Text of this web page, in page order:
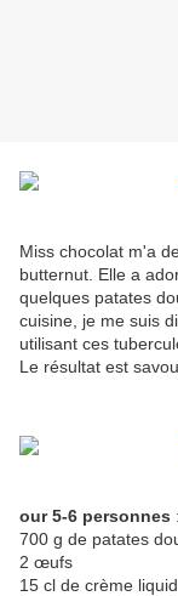
Miss chocolat m'a
butternut. Elle a
quelques patates
cuisine, je me suis
utilisant ces
Le résultat est
our 5-6 personnes :
700 g de patates
2 œufs
15 cl de crème